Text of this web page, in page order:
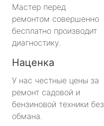
Мастер перед
ремонтом совершенно
бесплатно производит
диагностику.
Наценка
У нас честные цены за
ремонт садовой и
бензиновой техники без
обмана.